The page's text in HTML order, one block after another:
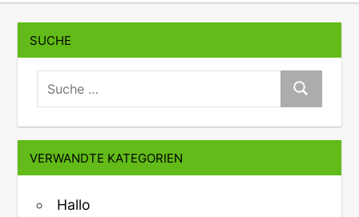
SUCHE
suche:
Suche
VERWANDTE KATEGORIEN
Hallo